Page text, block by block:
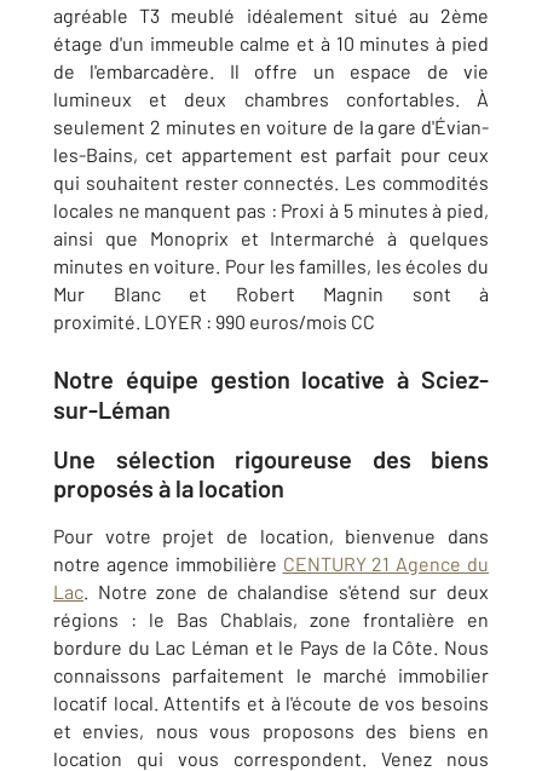
agréable T3 meublé idéalement situé au 2ème
étage d'un immeuble calme et à 10 minutes à pied
de l'embarcadère. Il offre un espace de vie
lumineux et deux chambres confortables. À
seulement 2 minutes en voiture de la gare d'Évian-
les-Bains, cet appartement est parfait pour ceux
qui souhaitent rester connectés. Les commodités
locales ne manquent pas : Proxi à 5 minutes à pied,
ainsi que Monoprix et Intermarché à quelques
minutes en voiture. Pour les familles, les écoles du
Mur Blanc et Robert Magnin sont à
proximité. LOYER : 990 euros/mois CC
Notre équipe gestion locative à Sciez-
sur-Léman
Une sélection rigoureuse des biens
proposés à la location
Pour votre projet de location, bienvenue dans
notre agence immobilière CENTURY 21 Agence du
Lac. Notre zone de chalandise s'étend sur deux
régions : le Bas Chablais, zone frontalière en
bordure du Lac Léman et le Pays de la Côte. Nous
connaissons parfaitement le marché immobilier
locatif local. Attentifs et à l'écoute de vos besoins
et envies, nous vous proposons des biens en
location qui vous correspondent. Venez nous